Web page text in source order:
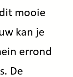
mooie
kan je
errond
De